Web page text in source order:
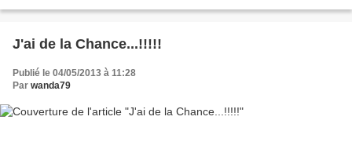
J'ai de la Chance...!!!!!
Publié le 04/05/2013 à 11:28
Par wanda79